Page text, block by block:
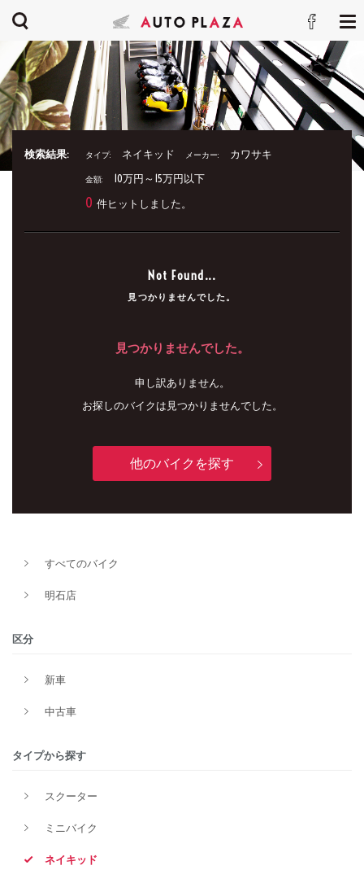
検索結果: タイプ: ネイキッド メーカー: カワサキ
金額: 10万円～15万円以下
0 件ヒットしました。
Not Found...
見つかりませんでした。
見つかりませんでした。
申し訳ありません。
お探しのバイクは見つかりませんでした。
他のバイクを探す
すべてのバイク
明石店
区分
新車
中古車
タイプから探す
スクーター
ミニバイク
ネイキッド
新車 中古車
排気量